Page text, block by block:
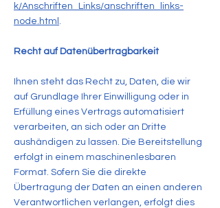
k/Anschriften_Links/anschriften_links-
node.html .
Recht auf Datenübertragbarkeit
Ihnen steht das Recht zu, Daten, die wir
auf Grundlage Ihrer Einwilligung oder in
Erfüllung eines Vertrags automatisiert
verarbeiten, an sich oder an Dritte
aushändigen zu lassen. Die Bereitstellung
erfolgt in einem maschinenlesbaren
Format. Sofern Sie die direkte
Übertragung der Daten an einen anderen
Verantwortlichen verlangen, erfolgt dies